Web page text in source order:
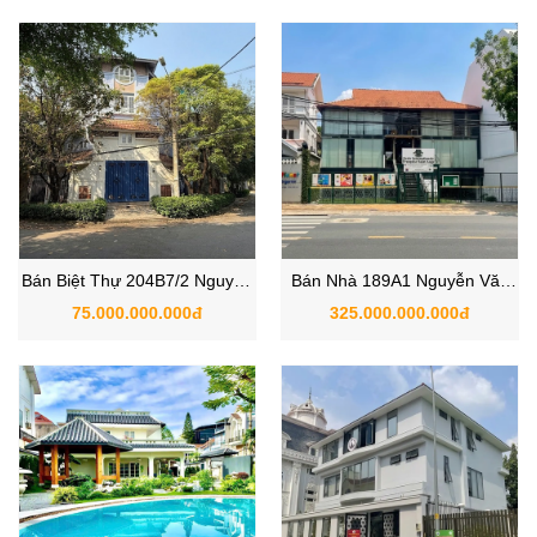
Bán Biệt Thự 204B7/2 Nguyễn
Văn Hưởng, Phường Thảo
75.000.000.000đ
Bán Nhà 189A1 Nguyễn Văn
Hưởng, Phường Thảo Điền,
325.000.000.000đ